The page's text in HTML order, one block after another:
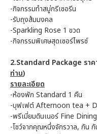
-กิจกรรมทำสบู่กรีเซอรีน
-รับถุงส้มมงคล
-Sparkling Rose 1 ขวด
-กิจกรรมพิเศษสุดเซอร์ไพรซ์
2.Standard Package ราค
ท่าน)
รายละเอียด
-ห้องพัก Standard 1 คืน
-บุฟเฟต์ Afternoon tea +
-พรีเมี่ยมดินเนอร์ Fine
-โชว์จากคุณหนึ่งจักรวาล, กัน